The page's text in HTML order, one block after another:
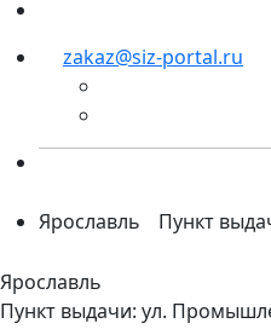
zakaz@siz-portal.ru
Ярославль Пункт
Ярославль
Пункт выдачи: ул.